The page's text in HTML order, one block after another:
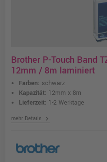
Brother P-Touch Band
12mm / 8m laminiert
Farben: schwarz
Kapazität: 12mm x 8m
Lieferzeit: 1-2 Werktage
mehr Details chevron_right